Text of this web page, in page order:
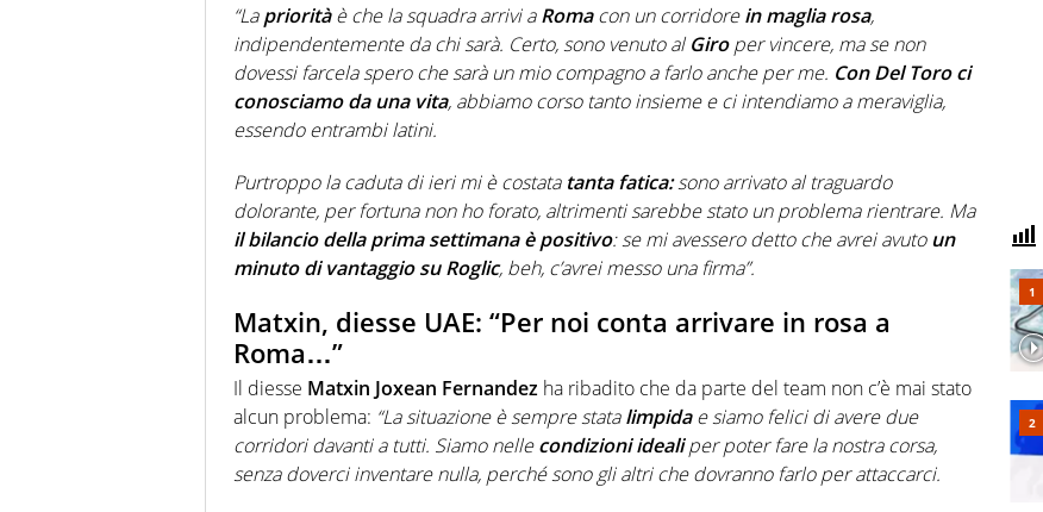
“Laprioritàè che la squadra arrivi aRomacon un corridorein maglia rosa,
indipendentemente da chi sarà. Certo, sono venuto al Giroper vincere, ma se non
dovessi farcela spero che sarà un mio compagno a farlo anche per me. Con Del Toro ci
conosciamo da una vita, abbiamo corso tanto insieme e ci intendiamo a meraviglia,
essendo entrambi latini.
Purtroppo la caduta di ieri mi è costata tanta fatica:sono arrivato al traguardo
dolorante, per fortuna non ho forato, altrimenti sarebbe stato un problema rientrare. Ma
il bilancio della prima settimana è positivo: se mi avessero detto che avrei avutoun
minuto di vantaggio su Roglic, beh, c’avrei messo una firma”.
Matxin, diesse UAE: “Per noi conta arrivare in rosa a
Roma…”
Il diesse Matxin Joxean Fernandez ha ribadito che da parte del team non c’è mai stato
alcun problema: “La situazione è sempre statalimpidae siamo felici di avere due
corridori davanti a tutti. Siamo nellecondizioni idealiper poter fare la nostra corsa,
senza doverci inventare nulla, perché sono gli altri che dovranno farlo per attaccarci.